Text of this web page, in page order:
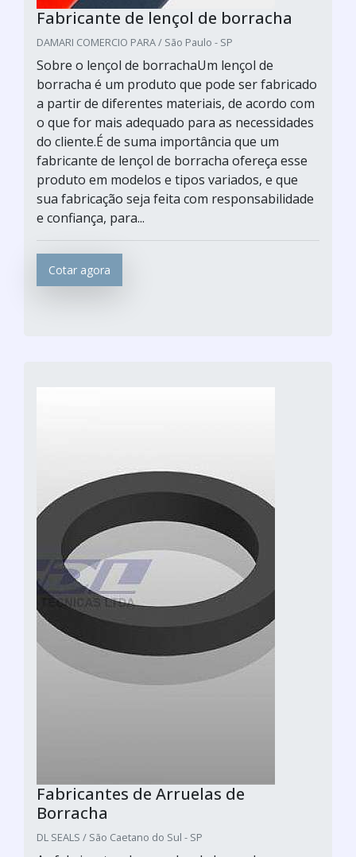
Fabricante de lençol de borracha
DAMARI COMERCIO PARA / São Paulo - SP
Sobre o lençol de borrachaUm lençol de
borracha é um produto que pode ser fabricado
a partir de diferentes materiais, de acordo com
o que for mais adequado para as necessidades
do cliente.É de suma importância que um
fabricante de lençol de borracha ofereça esse
produto em modelos e tipos variados, e que
sua fabricação seja feita com responsabilidade
e confiança, para...
Cotar agora
Fabricantes de Arruelas de
Borracha
DL SEALS / São Caetano do Sul - SP